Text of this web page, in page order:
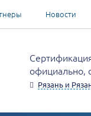
Новости
официально,
Рязань и